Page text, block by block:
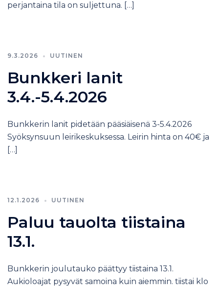
perjantaina tila on suljettuna. […]
9.3.2026 UUTINEN
Bunkkeri lanit
3.4.-5.4.2026
Bunkkerin lanit pidetään pääsiäisenä 3-5.4.2026
Syöksynsuun leirikeskuksessa. Leirin hinta on 40€ ja
[…]
12.1.2026 UUTINEN
Paluu tauolta tiistaina
13.1.
Bunkkerin joulutauko päättyy tiistaina 13.1.
Aukioloajat pysyvät samoina kuin aiemmin. tiistai klo